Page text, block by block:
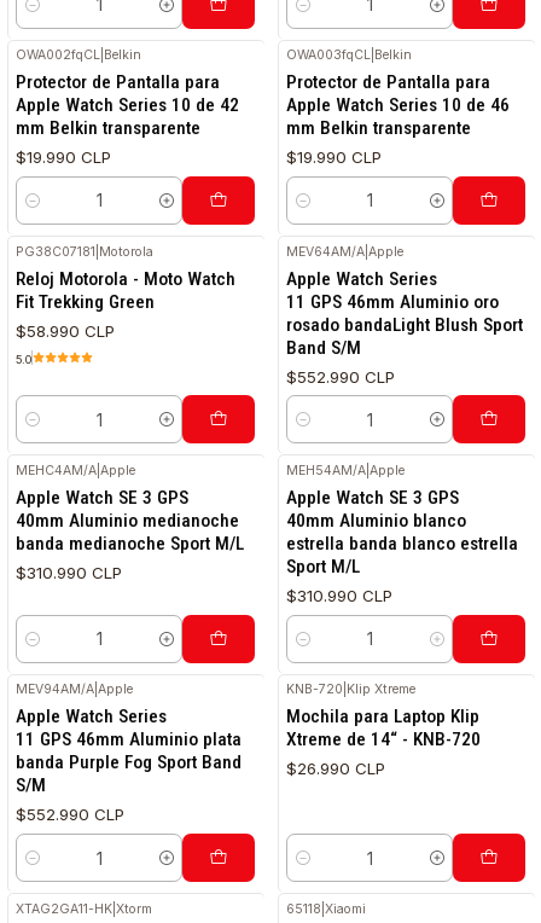
Cantidad Cantidad
OWA002fqCL Belkin
Protector de Pantalla para
Apple Watch Series 10 de 42
mm Belkin transparente
$19.990 CLP
Cantidad
OWA003fqCL Belkin
Protector de Pantalla para
Apple Watch Series 10 de 46
mm Belkin transparente
$19.990 CLP
Cantidad
PG38C07181 Motorola
Reloj Motorola - Moto Watch
Fit Trekking Green
$58.990 CLP
5.0
Cantidad
MEV64AM/A |Apple
Apple Watch Series
11 GPS 46mm Aluminio oro
rosado bandaLight Blush Sport
Band S/M
$552.990 CLP
Cantidad
MEHC4AM/A |Apple
Apple Watch SE 3 GPS
40mm Aluminio medianoche
banda medianoche Sport M/L
$310.990 CLP
Cantidad
MEH54AM/A |Apple
Apple Watch SE 3 GPS
40mm Aluminio blanco
estrella banda blanco estrella
Sport M/L
$310.990 CLP
Cantidad
MEV94AM/A |Apple
Apple Watch Series
11 GPS 46mm Aluminio plata
banda Purple Fog Sport Band
S/M
$552.990 CLP
Cantidad
KNB-720 Klip Xtreme
Mochila para Laptop Klip
Xtreme de 14“ - KNB-720
$26.990 CLP
Cantidad
XTAG2GA11-HK |Xtorm 65118 |Xiaomi